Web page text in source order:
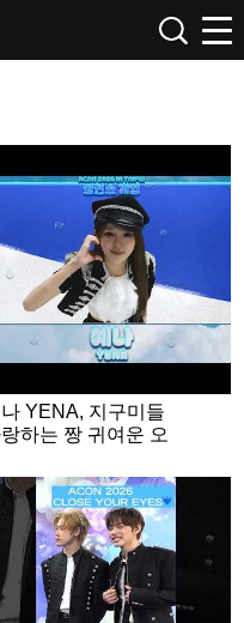
YENA, 지구미들
하는 짱 귀여운 오
임 | ‘Would you rat
game | ENG SUB